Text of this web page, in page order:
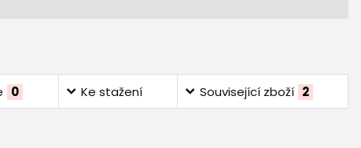
0 Ke stažení Související zboží 2